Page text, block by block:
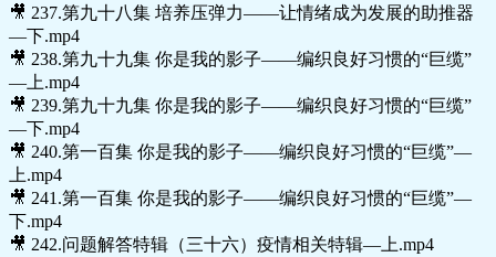
🎥 237.第九十八集 培养压弹力——让情绪成为发展的助推器
—下.mp4
🎥 238.第九十九集 你是我的影子——编织良好习惯的“巨缆”
—上.mp4
🎥 239.第九十九集 你是我的影子——编织良好习惯的“巨缆”
—下.mp4
🎥 240.第一百集 你是我的影子——编织良好习惯的“巨缆”—
上.mp4
🎥 241.第一百集 你是我的影子——编织良好习惯的“巨缆”—
下.mp4
🎥 242.问题解答特辑（三十六）疫情相关特辑—上.mp4